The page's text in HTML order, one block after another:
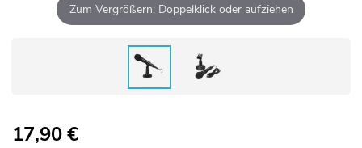
Zum Vergrößern: Doppelklick oder aufziehen
17,90€